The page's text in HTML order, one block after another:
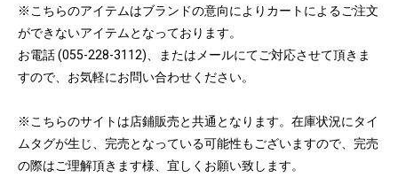
※こちらのアイテムはブランドの意向によりカートによるご注文
ができないアイテムとなっております。
お電話 (055-228-3112)、またはメールにてご対応させて頂きま
すので、お気軽にお問い合わせください。
※こちらのサイトは店鋪販売と共通となります。在庫状況にタイ
ムタグが生じ、完売となっている可能性もございますので、完売
の際はご理解頂きます様、宜しくお願い致します。